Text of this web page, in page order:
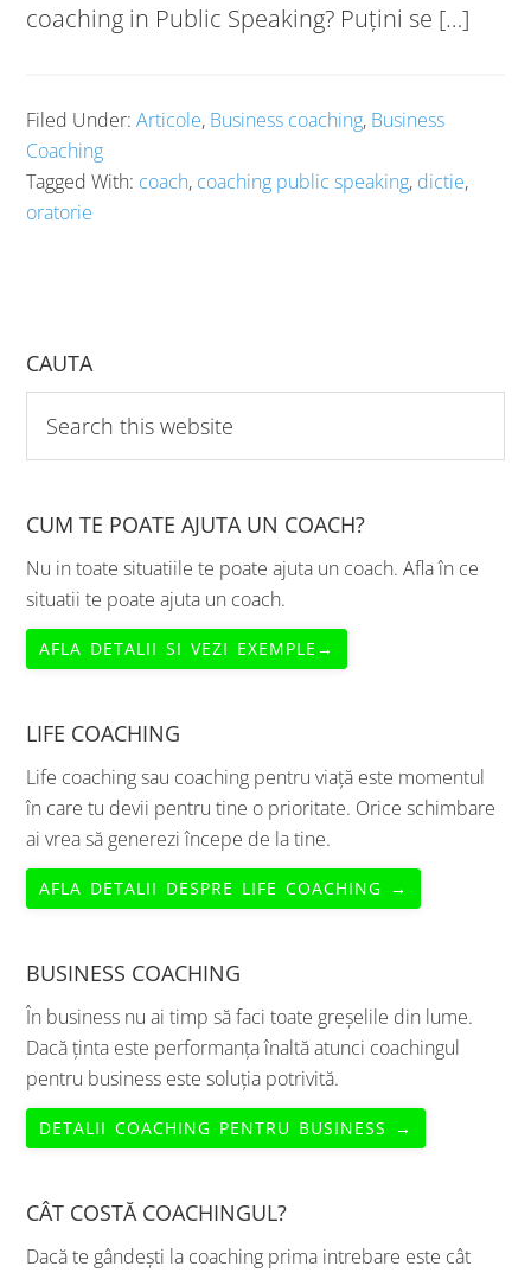
coaching in Public Speaking? Puțini se […]
Filed Under:Articole, Business coaching, Business
Coaching
Tagged With: coach, coaching public speaking, dictie,
oratorie
CAUTA
this
website
CUM TE POATE AJUTA UN COACH?
Nu in toate situatiile te poate ajuta un coach. Afla în ce
situatii te poate ajuta un coach.
AFLA DETALII SI VEZI EXEMPLE→
LIFE COACHING
Life coaching sau coaching pentru viață este momentul
în care tu devii pentru tine o prioritate. Orice schimbare
ai vrea să generezi începe de la tine.
AFLA DETALII DESPRE LIFE COACHING →
BUSINESS COACHING
În business nu ai timp să faci toate greșelile din lume.
Dacă ținta este performanța înaltă atunci coachingul
pentru business este soluția potrivită.
DETALII COACHING PENTRU BUSINESS →
CÂT COSTĂ COACHINGUL?
Dacă te gândești la coaching prima intrebare este cât